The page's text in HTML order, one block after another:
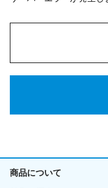
商品について